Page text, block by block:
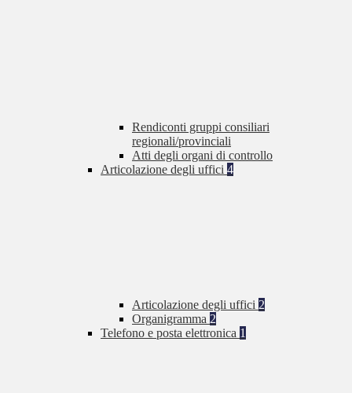
Rendiconti gruppi consiliari
regionali/provinciali
Atti degli organi di controllo
Articolazione degli uffici 4
Articolazione degli uffici 2
Organigramma 2
Telefono e posta elettronica 1